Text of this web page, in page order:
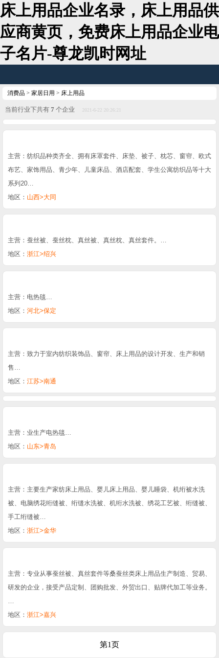
床上用品企业名录，床上用品供
应商黄页，免费床上用品企业电
子名片-尊龙凯时网址
消费品 > 家居日用 > 床上用品
当前行业下共有 7 个企业 2021-6-22 20:26:21
主营：纺织品种类齐全、拥有床罩套件、床垫、被子、枕芯、窗帘、欧式
布艺、家饰用品、青少年、儿童床品、酒店配套、学生公寓纺织品等十大
系列20…
地区： 山西>大同
主营：蚕丝被、蚕丝枕、真丝被、真丝枕、真丝套件。…
地区： 浙江>绍兴
主营：电热毯…
地区： 河北>保定
主营：致力于室内纺织装饰品、窗帘、床上用品的设计开发、生产和销
售…
地区： 江苏>南通
主营：业生产电热毯…
地区： 山东>青岛
主营：主要生产家纺床上用品、婴儿床上用品、婴儿睡袋、机绗被水洗
被、电脑绣花绗缝被、绗缝水洗被、机绗水洗被、绣花工艺被、绗缝被、
手工绗缝被…
地区： 浙江>金华
主营：专业从事蚕丝被、真丝套件等桑蚕丝类床上用品生产制造、贸易、
研发的企业，接受产品定制、团购批发、外贸出口、贴牌代加工等业务。
…
地区： 浙江>嘉兴
第1页